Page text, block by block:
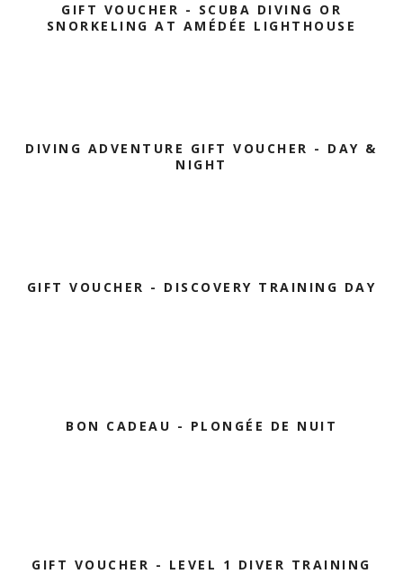
GIFT VOUCHER - SCUBA DIVING OR
SNORKELING AT AMÉDÉE LIGHTHOUSE
DIVING ADVENTURE GIFT VOUCHER - DAY &
NIGHT
GIFT VOUCHER - DISCOVERY TRAINING DAY
BON CADEAU - PLONGÉE DE NUIT
GIFT VOUCHER - LEVEL 1 DIVER TRAINING